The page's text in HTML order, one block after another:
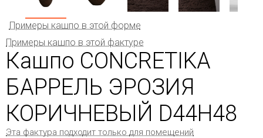
Примеры кашпо в этой форме
Примеры кашпо в этой фактуре
Кашпо CONCRETIKA
БАРРЕЛЬ ЭРОЗИЯ
КОРИЧНЕВЫЙ D44H48
Эта фактура подходит только для помещений